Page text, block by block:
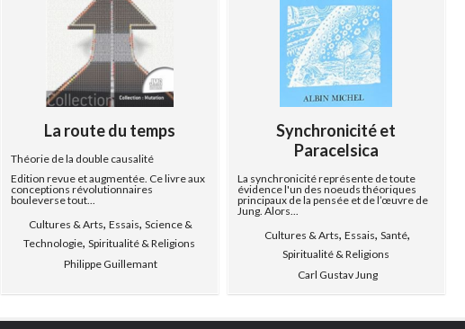
La route du temps
Théorie de la double causalité
Edition revue et augmentée. Ce livre aux
conceptions révolutionnaires
bouleverse tout...
Cultures & Arts,Essais,Science &
Technologie,Spiritualité & Religions
Philippe Guillemant
Synchronicité et
Paracelsica
La synchronicité représente de toute
évidence l'un des noeuds théoriques
principaux de la pensée et de l’œuvre de
Jung. Alors...
Cultures & Arts,Essais,Santé,
Spiritualité & Religions
Carl Gustav Jung